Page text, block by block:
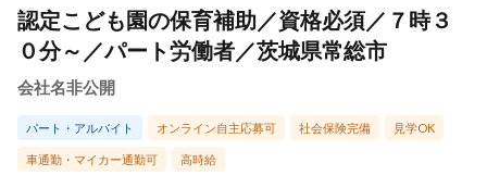
認定こども園の保育補助／資格必須／７時３
０分～／パート労働者／茨城県常総市
会社名非公開
パート・アルバイト オンライン自主応募可 社会保険完備 見学OK
車通勤・マイカー通勤可 高時給